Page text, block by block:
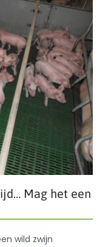
Mag het een
wild zwijn